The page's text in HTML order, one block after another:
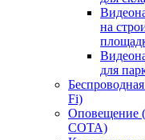
на
для
Fi)
СОТА)